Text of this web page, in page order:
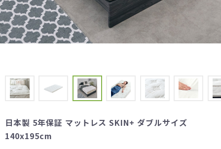
日本製 5年保証 マットレス SKIN+ ダブルサイズ
140x195cm